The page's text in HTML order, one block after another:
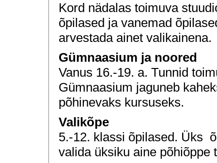
Kord nädalas toimuva
õpilased ja vanemad
arvestada ainet valikainena.
Gümnaasium ja noored
Vanus 16.-19. a. Tunnid
Gümnaasium jaguneb
põhinevaks kursuseks.
Valikõpe
5.-12. klassi õpilased. Üks
valida üksiku aine põhiõppe